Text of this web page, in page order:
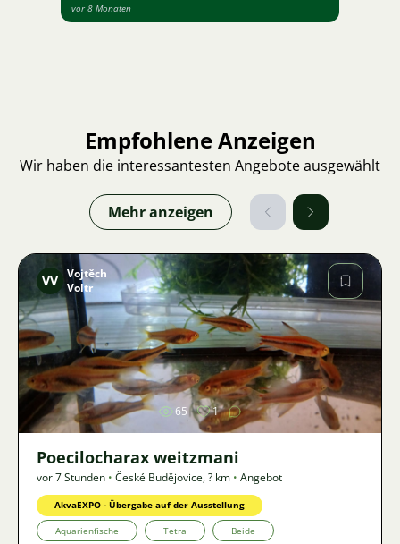
vor 8 Monaten
Empfohlene Anzeigen
Wir haben die interessantesten Angebote ausgewählt
Mehr anzeigen
Bild
VV Vojtěch
Voltr
65 1
Poecilocharax weitzmani
vor 7 Stunden • České Budějovice,? km • Angebot
AkvaEXPO - Übergabe auf der Ausstellung
Aquarienfische Tetra Beide